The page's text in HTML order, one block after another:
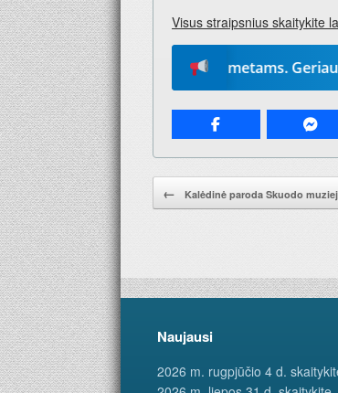
Visus straipsnius skaitykite
žodį“ 2026-iems metams. Geriausia
Pranešimo navigacija.
← Kalėdinė paroda Skuodo
Naujausi
2026 m. rugpjūčio 4 d.